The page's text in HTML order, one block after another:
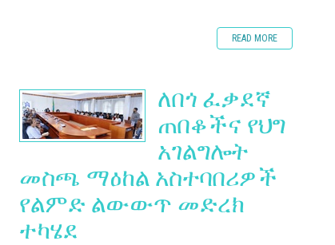
READ MORE
ለበጎ ፈቃደኛ
ጠበቆችና የህግ
አገልግሎት
መስጫ ማዕከል አስተባበሪዎች
የልምድ ልውውጥ መድረክ
ተካሄደ